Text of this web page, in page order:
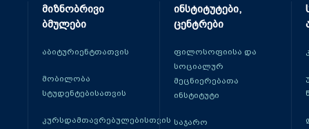
მიზნობრივი
ბმულები
აბიტურიენტთათვის
მობილობა
სტუდენტებისათვის
კურსდამთავრებულებისთვის
ინსტიტუტები,
ცენტრები
ფილოსოფიისა და
სოციალურ
მეცნიერებათა
ინსტიტუტი
საჯარო